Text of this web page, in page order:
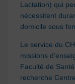
Lactation) qui
nécessitent
domicile sous
Le service du
missions
Faculté de
recherche